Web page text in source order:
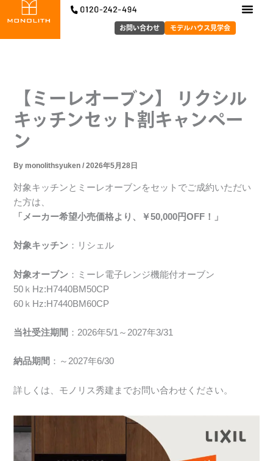
容
モデルハウス見学会
お問い合わせ
【ミーレオーブン】 リクシル
キッチンセット割キャンペー
ン
Bymonolithsyuken/2026年5月28日
対象キッチンとミーレオーブンをセットでご成約いただい
た方は、
「メーカー希望小売価格より、￥50,000円OFF！」
対象キッチン ：リシェル
対象オーブン ：ミーレ電子レンジ機能付オーブン
50ｋHz:H7440BM50CP
60ｋHz:H7440BM60CP
当社受注期間 ：2026年5/1～2027年3/31
納品期間 ：～2027年6/30
詳しくは、モノリス秀建までお問い合わせください。